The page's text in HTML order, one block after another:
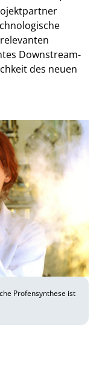
Downstream-
des neuen
Profensynthese ist